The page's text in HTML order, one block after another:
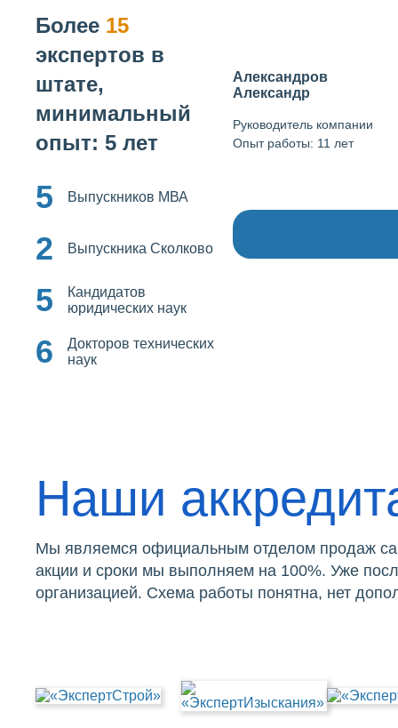
Более 15
экспертов в
штате,
минимальный
опыт: 5 лет
5 Выпускников МВА
2 Выпускника Сколково
5
Кандидатов
юридических наук
6
Докторов технических
наук
Александров
Александр
Руководитель компании
Опыт работы: 11 лет
Наши
Мы являемся официальным отделом продаж
акции и сроки мы выполняем на 100%. Уже
организацией. Схема работы понятна, нет